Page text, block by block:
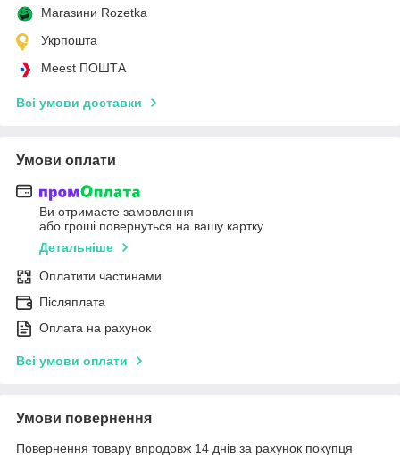
Магазини Rozetka
Укрпошта
Meest ПОШТА
Всі умови доставки
Умови оплати
Ви отримаєте замовлення
або гроші повернуться на вашу картку
Детальніше
Оплатити частинами
Післяплата
Оплата на рахунок
Всі умови оплати
Умови повернення
Повернення товару впродовж 14 днів за рахунок покупця